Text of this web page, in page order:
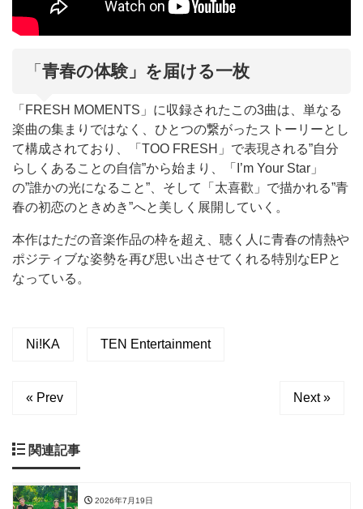
「 青春の体験」を届ける一枚
「FRESH MOMENTS」に収録されたこの3曲は、単なる
楽曲の集まりではなく、ひとつの繋がったストーリーとし
て構成されており、「TOO FRESH」で表現される”自分
らしくあることの自信”から始まり、「I’m Your Star」
の”誰かの光になること”、そして「太喜歡」で描かれる”青
春の初恋のときめき”へと美しく展開していく。
本作はただの音楽作品の枠を超え、聴く人に青春の情熱や
ポジティブな姿勢を再び思い出させてくれる特別なEPと
なっている。
Ni!KA TEN Entertainment
« Prev Next »
関連記事
2026年7月19日